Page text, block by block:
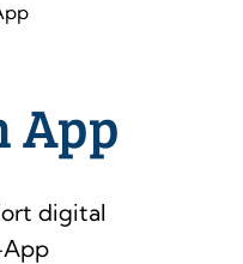
App
digital
App